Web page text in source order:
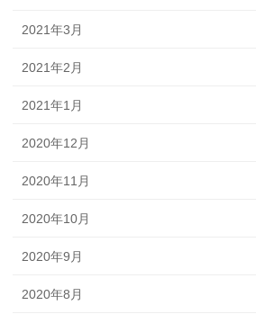
2021年3月
2021年2月
2021年1月
2020年12月
2020年11月
2020年10月
2020年9月
2020年8月